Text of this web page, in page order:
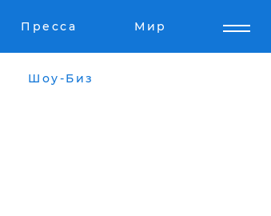
Пресса Мир
Шоу-Биз